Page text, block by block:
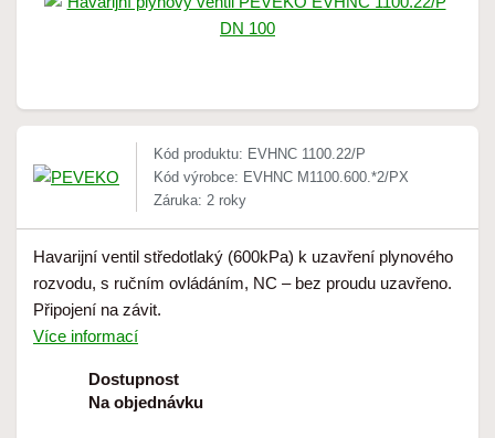
Kód produktu: EVHNC 1100.22/P
Kód výrobce: EVHNC M1100.600.*2/PX
Záruka: 2 roky
Havarijní ventil středotlaký (600kPa) k uzavření plynového
rozvodu, s ručním ovládáním, NC – bez proudu uzavřeno.
Připojení na závit.
Více informací
Dostupnost
Na objednávku